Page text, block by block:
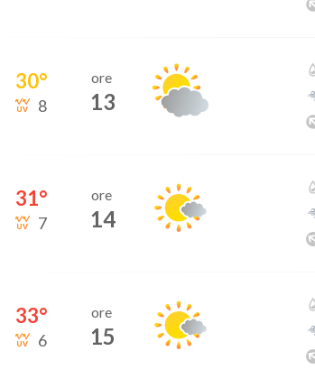
30°
8
ore
13
31°
7
ore
14
33°
6
ore
15